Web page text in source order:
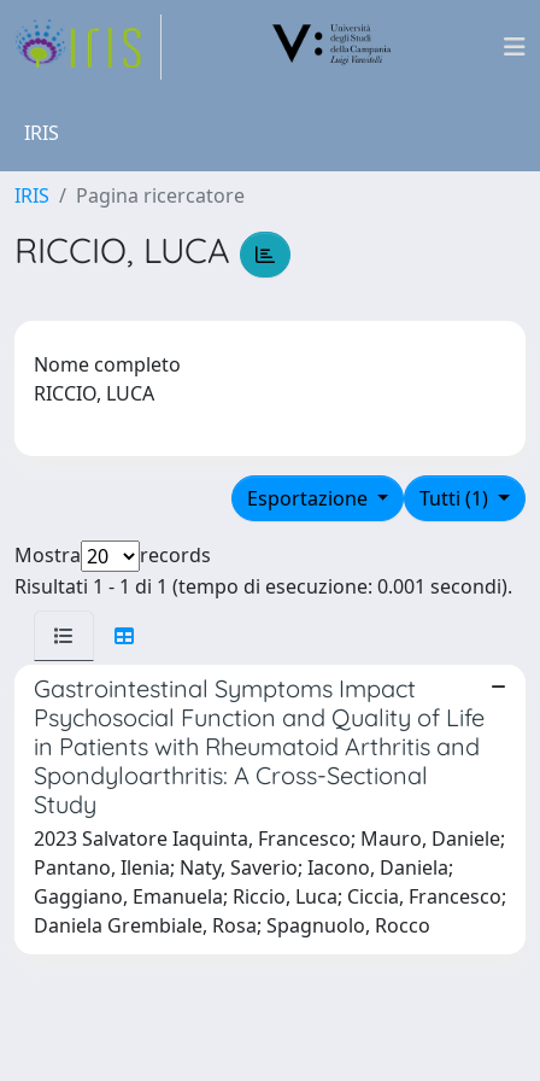
IRIS
IRIS Pagina ricercatore
RICCIO, LUCA
Nome completo
RICCIO, LUCA
Tutti (1)
Esportazione
Mostra
records
Risultati 1 - 1 di 1 (tempo di esecuzione: 0.001 secondi).
Gastrointestinal Symptoms Impact
Psychosocial Function and Quality of Life
in Patients with Rheumatoid Arthritis and
Spondyloarthritis: A Cross-Sectional
Study
2023 Salvatore Iaquinta, Francesco; Mauro, Daniele;
Pantano, Ilenia; Naty, Saverio; Iacono, Daniela;
Gaggiano, Emanuela; Riccio, Luca; Ciccia, Francesco;
Daniela Grembiale, Rosa; Spagnuolo, Rocco